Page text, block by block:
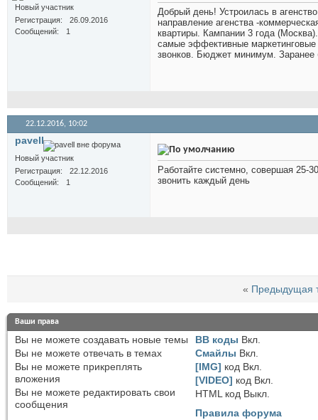
Новый участник
Регистрация
26.09.2016
Сообщений
1
Добрый день! Устроилась в
направление агенства -
квартиры. Кампании 3 года
самые эффективные маркетинговые
звонков. Бюджет минимум.
22.12.2016, 10:02
pavell
Новый участник
Регистрация
22.12.2016
Сообщений
1
Работайте системно, совершая 25-
звонить каждый день
« Предыдущая
Ваши права
Вы не можете создавать новые темы
Вы не можете отвечать в темах
Вы не можете прикреплять
вложения
Вы не можете редактировать свои
сообщения
BB коды Вкл.
Смайлы Вкл.
[IMG] код Вкл.
[VIDEO] код Вкл.
HTML код Выкл.
Правила форума